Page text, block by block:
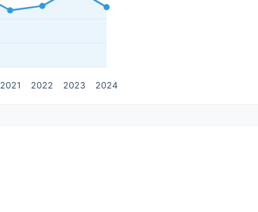
2021 2022 2023 2024